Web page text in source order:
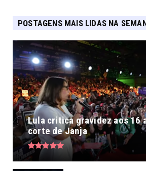
POSTAGENS MAIS LIDAS NA
Lula critica gravidez aos 16
corte de Janja